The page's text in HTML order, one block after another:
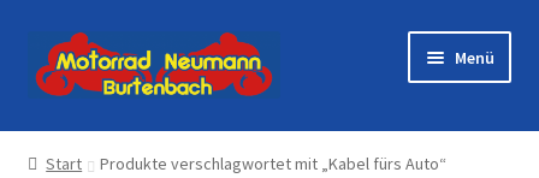
Zur
Navigation
springen
Zum
Inhalt
springen
Menü
Startseite
Start Produkte verschlagwortet mit „Kabel fürs Auto“